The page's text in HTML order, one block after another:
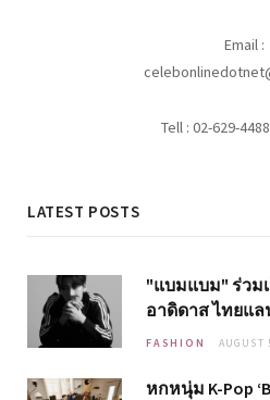
Email :
Tell : 02-629-
LATEST POSTS
"แบมแบม" ร่วม
อาดิดาส ไทยแ
FASHION AUGUST
หกหนุ่ม K-Pop